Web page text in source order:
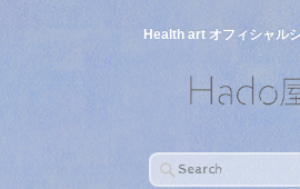
Health art オフィシャル